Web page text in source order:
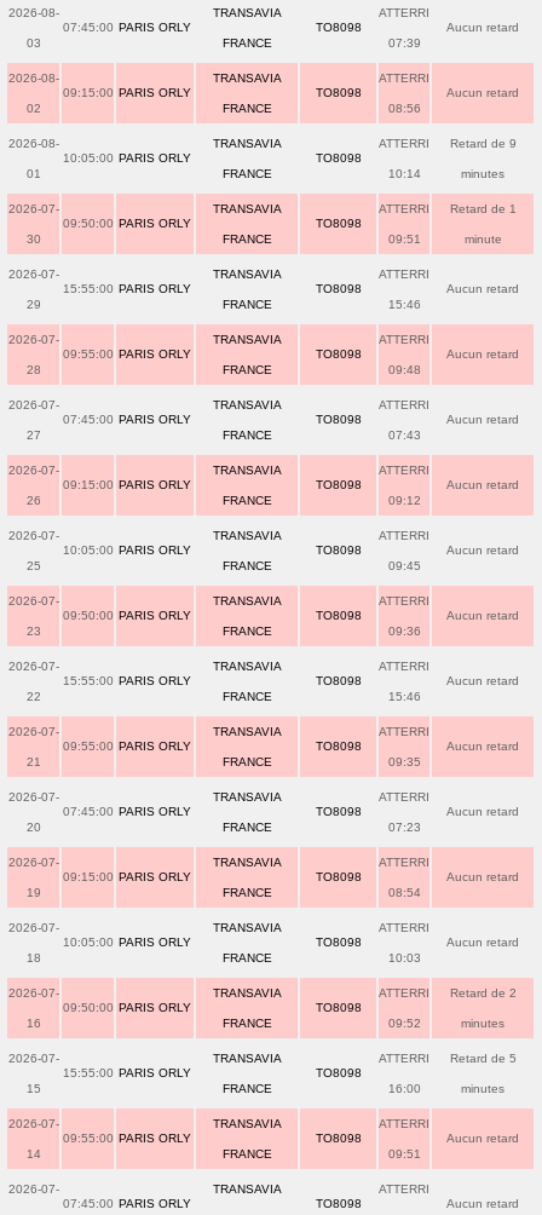
2026-08-
03
07:45:00 PARIS ORLY
TRANSAVIA
FRANCE
TO8098
ATTERRI
07:39
Aucun retard
2026-08-
02
09:15:00 PARIS ORLY
TRANSAVIA
FRANCE
TO8098
ATTERRI
08:56
Aucun retard
2026-08-
01
10:05:00 PARIS ORLY
TRANSAVIA
FRANCE
TO8098
ATTERRI
10:14
Retard de 9
minutes
2026-07-
30
09:50:00 PARIS ORLY
TRANSAVIA
FRANCE
TO8098
ATTERRI
09:51
Retard de 1
minute
2026-07-
29
15:55:00 PARIS ORLY
TRANSAVIA
FRANCE
TO8098
ATTERRI
15:46
Aucun retard
2026-07-
28
09:55:00 PARIS ORLY
TRANSAVIA
FRANCE
TO8098
ATTERRI
09:48
Aucun retard
2026-07-
27
07:45:00 PARIS ORLY
TRANSAVIA
FRANCE
TO8098
ATTERRI
07:43
Aucun retard
2026-07-
26
09:15:00 PARIS ORLY
TRANSAVIA
FRANCE
TO8098
ATTERRI
09:12
Aucun retard
2026-07-
25
10:05:00 PARIS ORLY
TRANSAVIA
FRANCE
TO8098
ATTERRI
09:45
Aucun retard
2026-07-
23
09:50:00 PARIS ORLY
TRANSAVIA
FRANCE
TO8098
ATTERRI
09:36
Aucun retard
2026-07-
22
15:55:00 PARIS ORLY
TRANSAVIA
FRANCE
TO8098
ATTERRI
15:46
Aucun retard
2026-07-
21
09:55:00 PARIS ORLY
TRANSAVIA
FRANCE
TO8098
ATTERRI
09:35
Aucun retard
2026-07-
20
07:45:00 PARIS ORLY
TRANSAVIA
FRANCE
TO8098
ATTERRI
07:23
Aucun retard
2026-07-
19
09:15:00 PARIS ORLY
TRANSAVIA
FRANCE
TO8098
ATTERRI
08:54
Aucun retard
2026-07-
18
10:05:00 PARIS ORLY
TRANSAVIA
FRANCE
TO8098
ATTERRI
10:03
Aucun retard
2026-07-
16
09:50:00 PARIS ORLY
TRANSAVIA
FRANCE
TO8098
ATTERRI
09:52
Retard de 2
minutes
2026-07-
15
15:55:00 PARIS ORLY
TRANSAVIA
FRANCE
TO8098
ATTERRI
16:00
Retard de 5
minutes
2026-07-
14
09:55:00 PARIS ORLY
TRANSAVIA
FRANCE
TO8098
ATTERRI
09:51
Aucun retard
2026-07-
07:45:00 PARIS ORLY
TRANSAVIA
TO8098
ATTERRI
Aucun retard